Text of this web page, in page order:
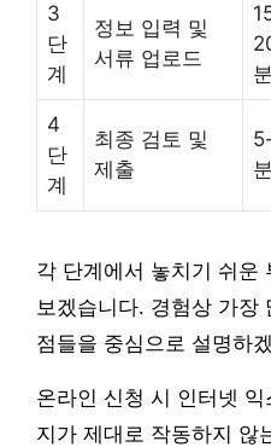
3
단
계
정보 입력 및
서류 업로드
분
4
단
계
최종 검토 및
제출
분
각 단계에서 놓치기 쉬운
보겠습니다. 경험상 가장
점들을 중심으로 설명하
온라인 신청 시 인터넷
지가 제대로 작동하지 않